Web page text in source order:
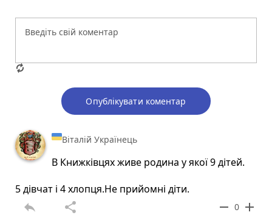
Опублікувати коментар
Віталій Українець
В Книжківцях живе родина у якої 9 дітей.
5 дівчат і 4 хлопця.Не прийомні діти.
reply share remove 0 add